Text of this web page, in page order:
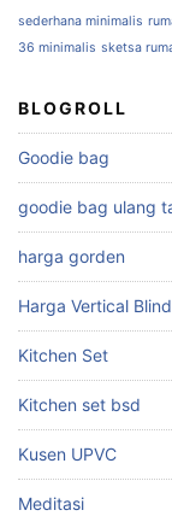
sederhana minimalis
36 minimalis sketsa
BLOGROLL
Goodie bag
goodie bag ulang
harga gorden
Harga Vertical
Kitchen Set
Kitchen set bsd
Kusen UPVC
Meditasi